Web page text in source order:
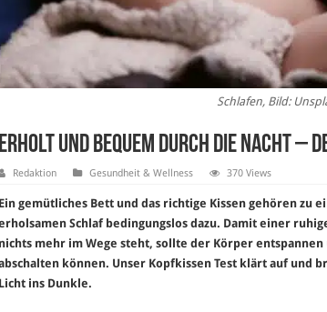
Schlafen, Bild:
Erholt und Bequem durch die Nacht –
Redaktion Gesundheit & Wellness 370 Views
Ein gemütliches Bett und das richtige Kissen gehören zu
Schlaf bedingungslos dazu. Damit einer
nichts mehr im Wege steht, sollte der Körper entspannen
können. Unser Kopfkissen Test klärt auf und
Licht ins Dunkle.